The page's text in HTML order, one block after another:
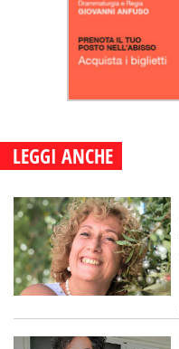
LEGGI ANCHE